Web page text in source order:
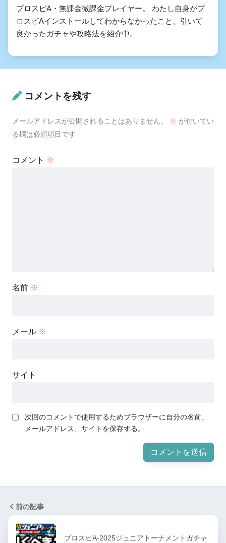
プロスピA・無課金微課金プレイヤー。 わたし自身がプ
ロスピAインストールしてわからなかったこと、引いて
良かったガチャや攻略法を紹介中。
コメントを残す
メールアドレスが公開されることはありません。 ※ が付いてい
る欄は必須項目です
コメント ※
名前 ※
メール ※
サイト
次回のコメントで使用するためブラウザーに自分の名前、
メールアドレス、サイトを保存する。
前の記事
プロスピA-2025ジュニアトーナメントガチャ